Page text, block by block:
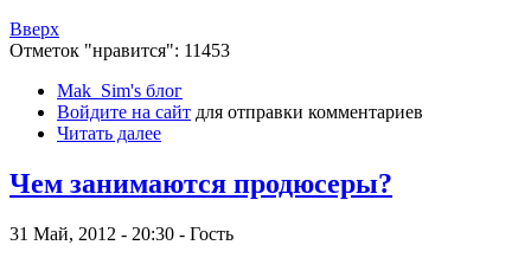
Вверх
Отметок "нравится": 11453
Mak_Sim's блог
Войдите на сайт для отправки комментариев
Читать далее
Чем занимаются продюсеры?
31 Май, 2012 - 20:30 - Гость